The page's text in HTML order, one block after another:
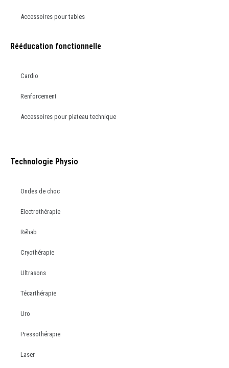
Accessoires pour tables
Rééducation fonctionnelle
Cardio
Renforcement
Accessoires pour plateau technique
Technologie Physio
Ondes de choc
Electrothérapie
Réhab
Cryothérapie
Ultrasons
Técarthérapie
Uro
Pressothérapie
Laser